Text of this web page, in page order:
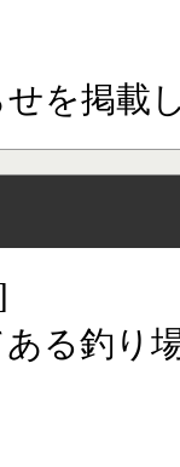
を掲載
る釣り